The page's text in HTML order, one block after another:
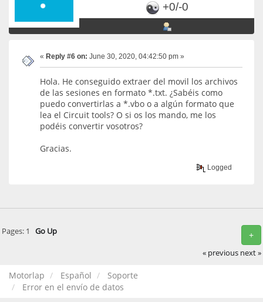
+0/-0
« Reply #6 on: June 30, 2020, 04:42:50 pm »
Hola. He conseguido extraer del movil los archivos
de las sesiones en formato *.txt. ¿Sabéis como
puedo convertirlas a *.vbo o a algún formato que
lea el Circuit tools? O si os los mando, me los
podéis convertir vosotros?
Gracias.
Logged
+
Pages: 1 Go Up
« previous next »
Motorlap Español
Soporte
Error en el envío de datos